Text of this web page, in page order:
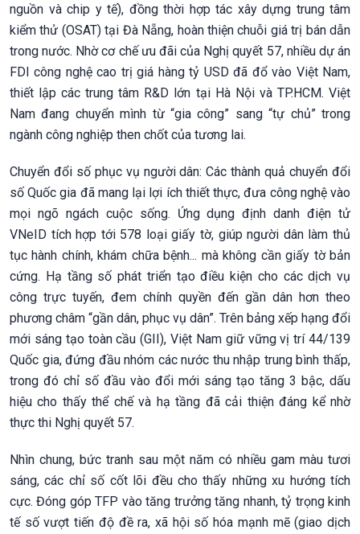
nguồn và chip y tế), đồng thời hợp tác xây dựng trung tâm
kiểm thử (OSAT) tại Đà Nẵng, hoàn thiện chuỗi giá trị bán dẫn
trong nước. Nhờ cơ chế ưu đãi của Nghị quyết 57, nhiều dự án
FDI công nghệ cao trị giá hàng tỷ USD đã đổ vào Việt Nam,
thiết lập các trung tâm R&D lớn tại Hà Nội và TP.HCM. Việt
Nam đang chuyển mình từ “gia công” sang “tự chủ” trong
ngành công nghiệp then chốt của tương lai.
Chuyển đổi số phục vụ người dân: Các thành quả chuyển đổi
số Quốc gia đã mang lại lợi ích thiết thực, đưa công nghệ vào
mọi ngõ ngách cuộc sống. Ứng dụng định danh điện tử
VNeID tích hợp tới 578 loại giấy tờ, giúp người dân làm thủ
tục hành chính, khám chữa bệnh... mà không cần giấy tờ bản
cứng. Hạ tầng số phát triển tạo điều kiện cho các dịch vụ
công trực tuyến, đem chính quyền đến gần dân hơn theo
phương châm “gần dân, phục vụ dân”. Trên bảng xếp hạng đổi
mới sáng tạo toàn cầu (GII), Việt Nam giữ vững vị trí 44/139
Quốc gia, đứng đầu nhóm các nước thu nhập trung bình thấp,
trong đó chỉ số đầu vào đổi mới sáng tạo tăng 3 bậc, dấu
hiệu cho thấy thể chế và hạ tầng đã cải thiện đáng kể nhờ
thực thi Nghị quyết 57.
Nhìn chung, bức tranh sau một năm có nhiều gam màu tươi
sáng, các chỉ số cốt lõi đều cho thấy những xu hướng tích
cực. Đóng góp TFP vào tăng trưởng tăng nhanh, tỷ trọng kinh
tế số vượt tiến độ đề ra, xã hội số hóa mạnh mẽ (giao dịch